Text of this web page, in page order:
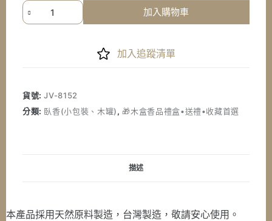
《七
星
帳
中
量
加入購物車
加入追蹤清單
貨號:JV-8152
分類: 臥香(小包裝、木罐),🎁木盒香品禮盒•送禮•收藏首選
描述
本產品採用天然原料製造，台灣製造，敬請安心使用。